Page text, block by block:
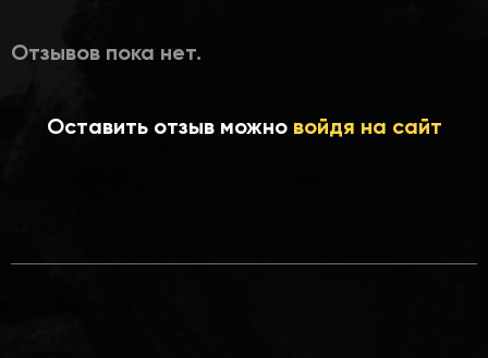
Отзывов пока нет.
Оставить отзыв можно войдя на сайт